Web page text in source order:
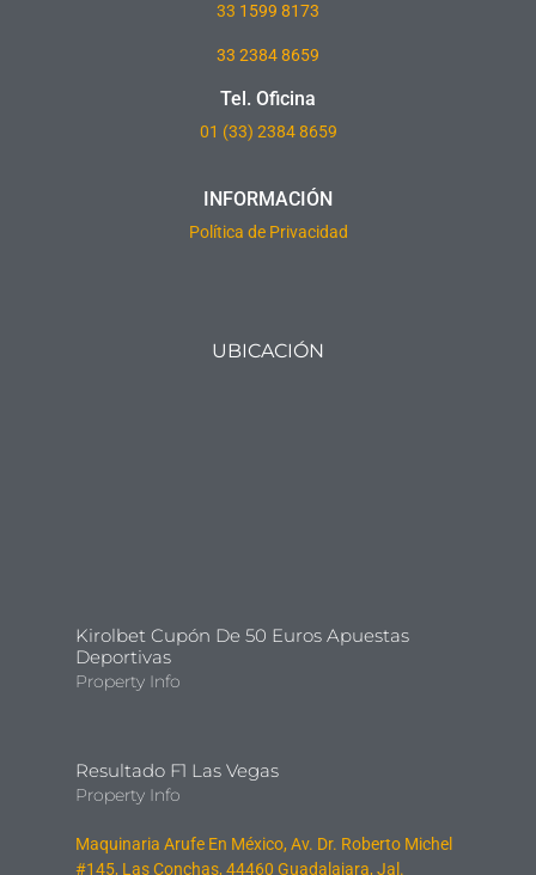
33 1599 8173
33 2384 8659
Tel. Oficina
01 (33) 2384 8659
INFORMACIÓN
Política de Privacidad
UBICACIÓN
Kirolbet Cupón De 50 Euros Apuestas
Deportivas
Property Info
Resultado F1 Las Vegas
Property Info
Maquinaria Arufe En México, Av. Dr. Roberto Michel
#145, Las Conchas, 44460 Guadalajara, Jal.